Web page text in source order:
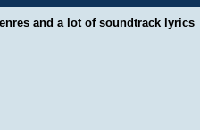
and a lot of soundtrack lyrics